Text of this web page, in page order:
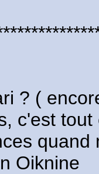
? (
c'est
quand
Oiknine